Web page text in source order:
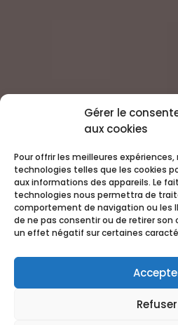
Gérer le
aux cookies
Pour offrir les meilleures
technologies telles que les cookies
aux informations des appareils. Le
technologies nous permettra de
comportement de navigation ou les
de ne pas consentir ou de retirer
un effet négatif sur certaines
Refuser